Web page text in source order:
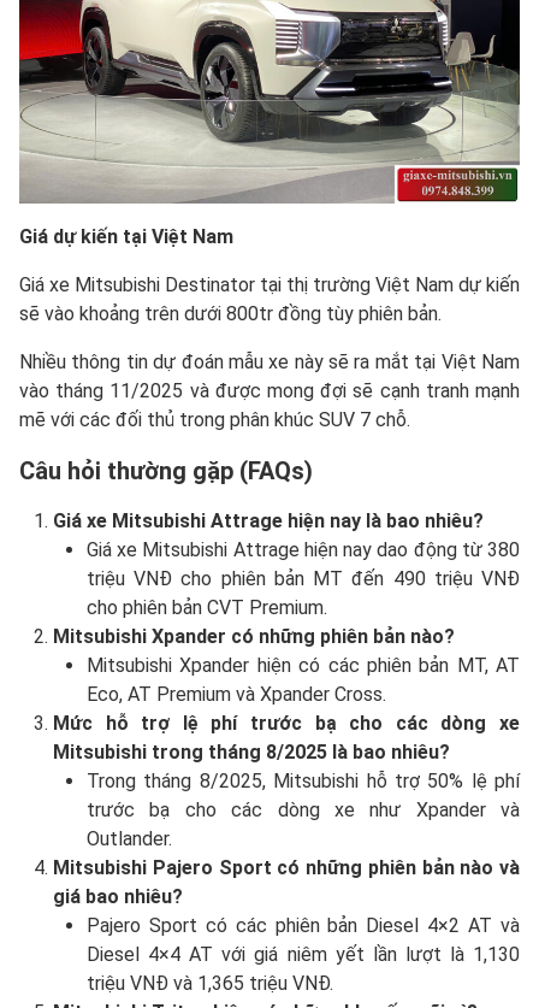
Giá dự kiến tại Việt Nam
Giá xe Mitsubishi Destinator tại thị trường Việt Nam dự kiến
sẽ vào khoảng trên dưới 800tr đồng tùy phiên bản.
Nhiều thông tin dự đoán mẫu xe này sẽ ra mắt tại Việt Nam
vào tháng 11/2025 và được mong đợi sẽ cạnh tranh mạnh
mẽ với các đối thủ trong phân khúc SUV 7 chỗ.
Câu hỏi thường gặp (FAQs)
Giá xe Mitsubishi Attrage hiện nay là bao nhiêu?
Giá xe Mitsubishi Attrage hiện nay dao động từ 380
triệu VNĐ cho phiên bản MT đến 490 triệu VNĐ
cho phiên bản CVT Premium.
Mitsubishi Xpander có những phiên bản nào?
Mitsubishi Xpander hiện có các phiên bản MT, AT
Eco, AT Premium và Xpander Cross.
Mức hỗ trợ lệ phí trước bạ cho các dòng xe
Mitsubishi trong tháng 8/2025 là bao nhiêu?
Trong tháng 8/2025, Mitsubishi hỗ trợ 50% lệ phí
trước bạ cho các dòng xe như Xpander và
Outlander.
Mitsubishi Pajero Sport có những phiên bản nào và
giá bao nhiêu?
Pajero Sport có các phiên bản Diesel 4×2 AT và
Diesel 4×4 AT với giá niêm yết lần lượt là 1,130
triệu VNĐ và 1,365 triệu VNĐ.